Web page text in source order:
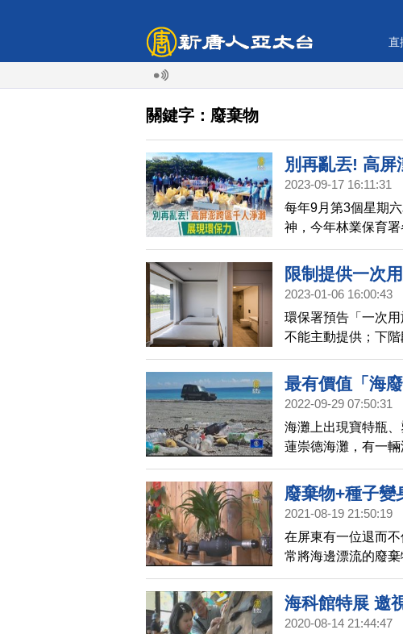
直
關鍵字：廢棄物
別再亂丟! 高屏
2023-09-17 16:11:31
每年9月第3個星期
神，今年林業保育
灣北、中、南、東
站也擴大同步結合
限制提供一次
2023-01-06 16:00:43
環保署預告「一次
不能主動提供；下
望優先上路。飯店
最有價值「海
2022-09-29 07:50:31
海灘上出現寶特瓶
蓮崇德海灘，有一
為「最有價值」的
染，不會馬上拖吊
廢棄物+種子變
2021-08-19 21:50:19
在屏東有一位退而
常將海邊漂流的廢
盆栽，既環保又具
校園。
海科館特展 邀
2020-08-14 21:44:47